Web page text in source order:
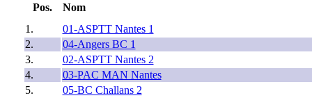
Pos.
Nom
1.
01-ASPTT Nantes 1
2.
04-Angers BC 1
3.
02-ASPTT Nantes 2
4.
03-PAC MAN Nantes
5.
05-BC Challans 2